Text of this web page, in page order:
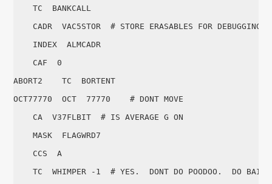
    TC  BANKCALL
CADR  VAC5STOR  # STORE ERASABLES FOR DEBUGGING
    INDEX  ALMCADR
    CAF  0
ABORT2    TC  BORTENT
OCT77770  OCT  77770    # DONT MOVE
    CA  V37FLBIT  # IS AVERAGE G ON
    MASK  FLAGWRD7
    CCS  A
TC  WHIMPER -1  # YES.  DONT DO POODOO.  DO